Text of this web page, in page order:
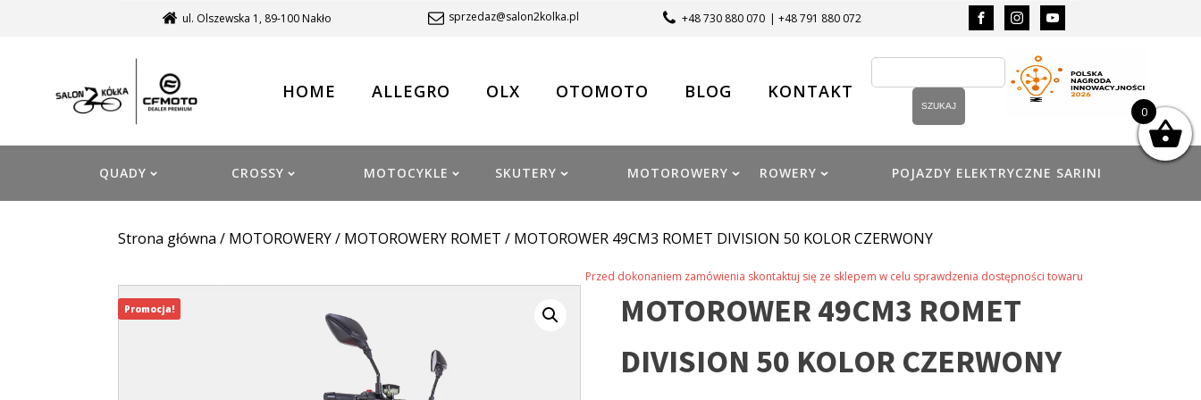
ul. Olszewska 1, 89-100 Nakło sprzedaz@salon2kolka.pl +48 730 880 070 | +48 791 880 072
HOME ALLEGRO OLX OTOMOTO BLOG KONTAKT
QUADY CROSSY MOTOCYKLE SKUTERY MOTOROWERY ROWERY POJAZDY ELEKTRYCZNE SARINI
Strona główna / MOTOROWERY/ MOTOROWERY ROMET / MOTOROWER 49CM3 ROMET DIVISION 50 KOLOR CZERWONY
Przed dokonaniem zamówienia skontaktuj się ze sklepem w celu sprawdzenia dostępności towaru
MOTOROWER 49CM3 ROMET
DIVISION 50 KOLOR CZERWONY
Promocja!
0